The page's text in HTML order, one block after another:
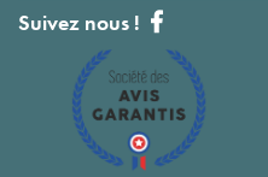
Suivez nous !